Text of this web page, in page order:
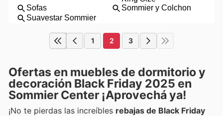
1 2 3
Ofertas en muebles de dormitorio y
decoración Black Friday 2025 en
Sommier Center ¡Aprovechá ya!
¡No te pierdas las increíbles rebajas de Black Friday